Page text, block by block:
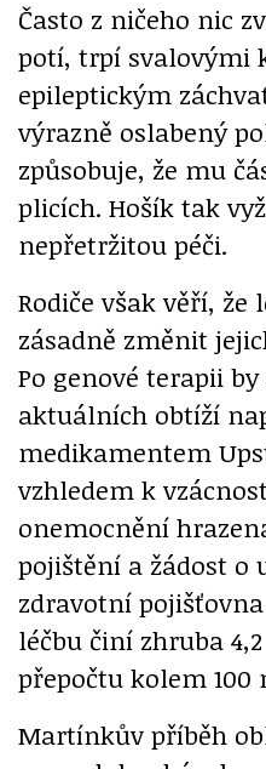
Často z ničeho nic
potí, trpí svalovými
epileptickým
výrazně oslabený
způsobuje, že mu
plicích. Hošík tak
nepřetržitou péči.
Rodiče však věří, že
zásadně změnit
Po genové terapii
aktuálních obtíží
medikamentem
vzhledem k
onemocnění
pojištění a žádost o
zdravotní
léčbu činí zhruba
přepočtu kolem
Martínkův příběh